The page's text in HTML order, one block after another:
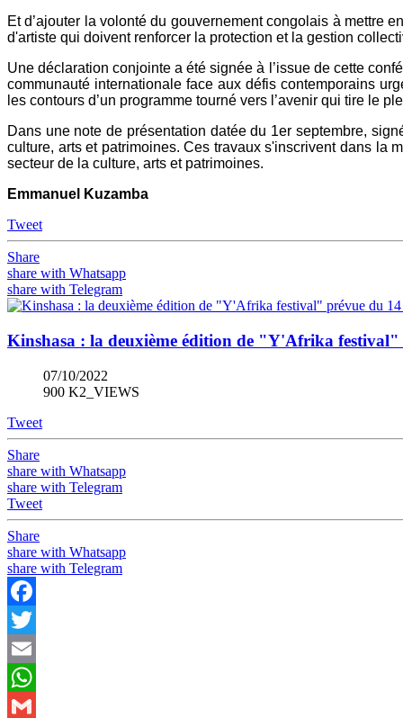
Et d’ajouter la volonté du gouvernement congolais à mettre
d'artiste qui doivent renforcer la protection et la gestion
Une déclaration conjointe a été signée à l’issue de cette
communauté internationale face aux défis contemporains
les contours d’un programme tourné vers l’avenir qui tire le
Dans une note de présentation datée du 1er septembre,
culture, arts et patrimoines. Ces travaux s'inscrivent dans la
secteur de la culture, arts et patrimoines.
Emmanuel Kuzamba
Tweet
Share
share with Whatsapp
share with Telegram
Kinshasa : la deuxième édition de "Y'Afrika
07/10/2022
900 K2_VIEWS
Tweet
Share
share with Whatsapp
share with Telegram
Tweet
Share
share with Whatsapp
share with Telegram
Facebook
Twitter
Email
WhatsApp